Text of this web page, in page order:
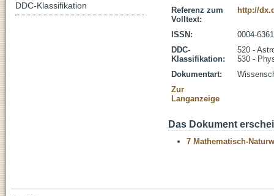
Referenz zum
Volltext:
http://
ISSN:
0004-6361
DDC-
Klassifikation:
520 -
530 -
Dokumentart:
Zur
Langanzeige
Das Dokument
7 Mathematisch-
DDC-Klassifikation